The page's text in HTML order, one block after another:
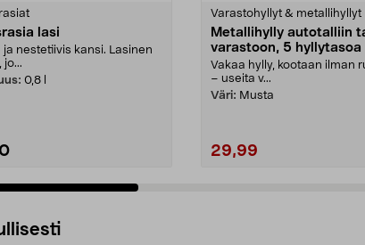
lasi
ja nestetiivis kansi. Lasinen
jo...
0,8 l
Varastohyllyt & metallihyllyt
Metallihylly autotalliin
varastoon, 5 hyllytasoa
Vakaa hylly, kootaan ilman
– useita v...
Väri: Musta
29,99